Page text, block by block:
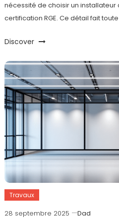
nécessité de choisir un
certification RGE. Ce détail fait
Discover
Travaux
28 septembre 2025
Dad